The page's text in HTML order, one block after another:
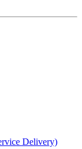
Delivery)